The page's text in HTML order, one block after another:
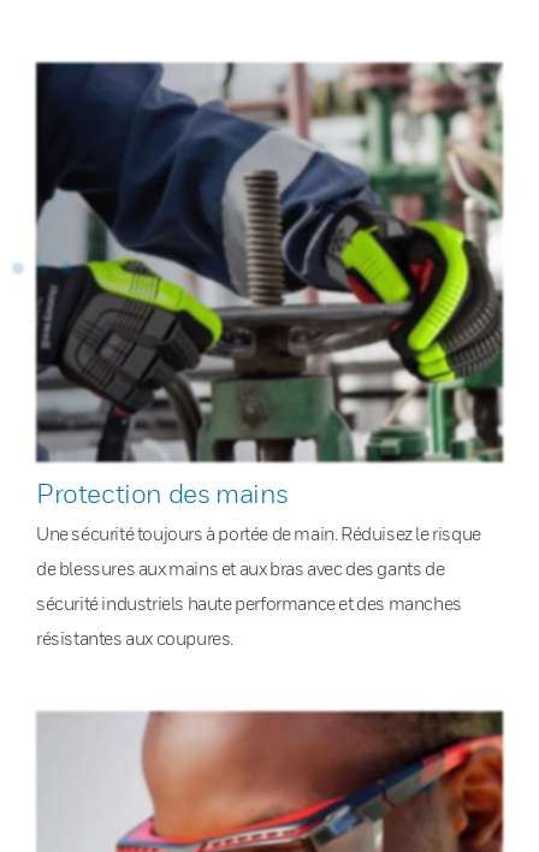
Protection des mains
Une sécurité toujours à portée de main. Réduisez le risque
de blessures aux mains et aux bras avec des gants de
sécurité industriels haute performance et des manches
résistantes aux coupures.